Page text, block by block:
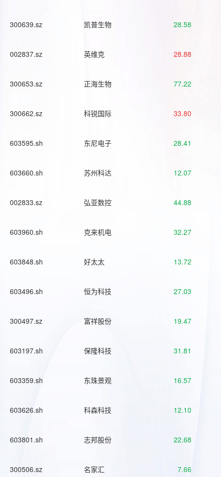
300639.sz 凯普生物 28.58
002837.sz 英维克 28.88
300653.sz 正海生物 77.22
300662.sz 科锐国际 33.80
603595.sh 东尼电子 28.41
603660.sh 苏州科达 12.07
002833.sz 弘亚数控 44.88
603960.sh 克来机电 32.27
603848.sh 好太太 13.72
603496.sh 恒为科技 27.03
300497.sz 富祥股份 19.47
603197.sh 保隆科技 31.81
603359.sh 东珠景观 16.57
603626.sh 科森科技 12.10
603801.sh 志邦股份 22.68
300506.sz 名家汇 7.66